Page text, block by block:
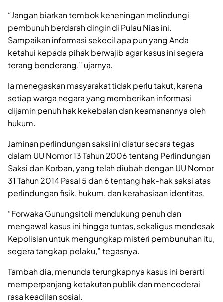
“Jangan biarkan tembok keheningan melindungi
pembunuh berdarah dingin di Pulau Nias ini.
Sampaikan informasi sekecil apa pun yang Anda
ketahui kepada pihak berwajib agar kasus ini segera
terang benderang,” ujarnya.
Ia menegaskan masyarakat tidak perlu takut, karena
setiap warga negara yang memberikan informasi
dijamin penuh hak kekebalan dan keamanannya oleh
hukum.
Jaminan perlindungan saksi ini diatur secara tegas
dalam UU Nomor 13 Tahun 2006 tentang Perlindungan
Saksi dan Korban, yang telah diubah dengan UU Nomor
31 Tahun 2014 Pasal 5 dan 6 tentang hak-hak saksi atas
perlindungan fisik, hukum, dan kerahasiaan identitas.
“Forwaka Gunungsitoli mendukung penuh dan
mengawal kasus ini hingga tuntas, sekaligus mendesak
Kepolisian untuk mengungkap misteri pembunuhan itu,
segera tangkap pelaku,” tegasnya.
Tambah dia, menunda terungkapnya kasus ini berarti
memperpanjang ketakutan publik dan mencederai
rasa keadilan sosial.